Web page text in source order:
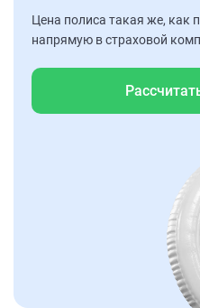
Цена полиса такая же, как
напрямую в страховой